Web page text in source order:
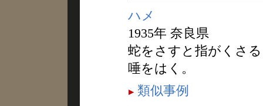
ハメ
1935年 奈良県
蛇をさすと指がくさ
唾をはく。
類似事例